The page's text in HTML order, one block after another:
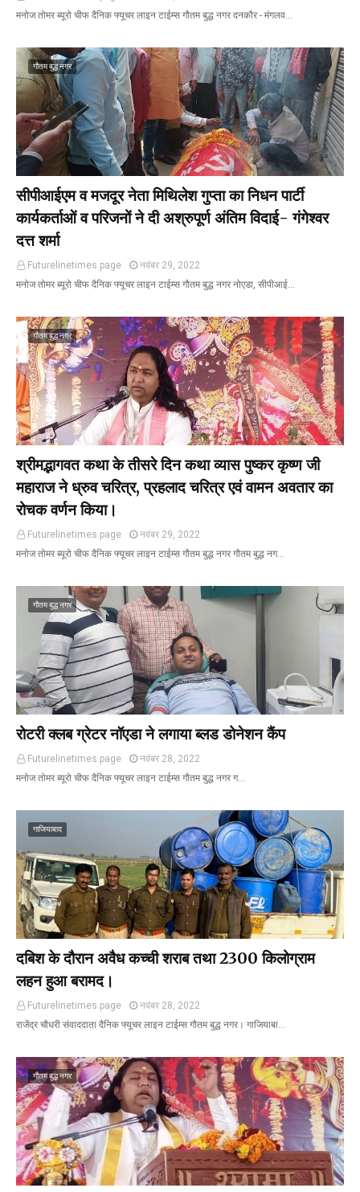
मनोज तोमर ब्यूरो चीफ दैनिक फ्यूचर लाइन टाईम्स गौतम बुद्ध नगर दनकौर - मंगलव…
गौतम बुद्ध नगर
सीपीआईएम व मजदूर नेता मिथिलेश गुप्ता का निधन पार्टी
कार्यकर्ताओं व परिजनों ने दी अश्रुपूर्ण अंतिम विदाई- गंगेश्वर
दत्त शर्मा
Futurelinetimes.page
नवंबर 29, 2022
मनोज तोमर ब्यूरो चीफ दैनिक फ्यूचर लाइन टाईम्स गौतम बुद्ध नगर नोएडा, सीपीआई…
गौतम बुद्ध नगर
श्रीमद्भागवत कथा के तीसरे दिन कथा व्यास पुष्कर कृष्ण जी
महाराज ने ध्रुव चरित्र, प्रहलाद चरित्र एवं वामन अवतार का
रोचक वर्णन किया।
Futurelinetimes.page
नवंबर 29, 2022
मनोज तोमर ब्यूरो चीफ दैनिक फ्यूचर लाइन टाईम्स गौतम बुद्ध नगर गौतम बुद्ध नग…
गौतम बुद्ध नगर
रोटरी क्लब ग्रेटर नॉएडा ने लगाया ब्लड डोनेशन कैंप
Futurelinetimes.page
नवंबर 28, 2022
मनोज तोमर ब्यूरो चीफ दैनिक फ्यूचर लाइन टाईम्स गौतम बुद्ध नगर ग…
गाजियाबाद
दबिश के दौरान अवैध कच्ची शराब तथा 2300 किलोग्राम
लहन हुआ बरामद।
Futurelinetimes.page
नवंबर 28, 2022
राजेंद्र चौधरी संवाददाता दैनिक फ्यूचर लाइन टाईम्स गौतम बुद्ध नगर। गाजियाबा…
गौतम बुद्ध नगर